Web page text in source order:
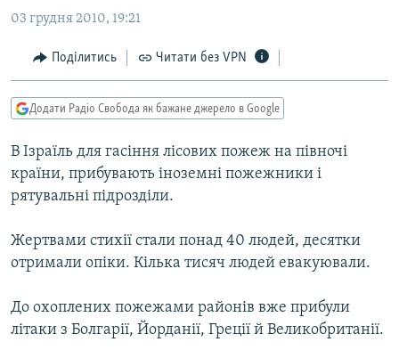
основної
навігації
Перейти
до
пошуку
ЕКОНОМІКА
СУСПІЛЬСТВО
УКРАЇНА
РОСІЙСЬКА «ФІЛЬТРАЦІЯ»
ДОНБАС.РЕАЛІЇ
ТИ ЯК?
СХЕМИ
КИТАЙ.ВИКЛИКИ
ФОТО
ПОДКАСТИ
03 грудня 2010, 19:21
Поділитись Читати без VPN
Додати Радіо Свобода як бажане джерело в Google
В Ізраїль для гасіння лісових пожеж на півночі
країни, прибувають іноземні пожежники і
рятувальні підрозділи.
Жертвами стихії стали понад 40 людей, десятки
отримали опіки. Кілька тисяч людей евакуювали.
До охоплених пожежами районів вже прибули
літаки з Болгарії, Йорданії, Греції й Великобританії.